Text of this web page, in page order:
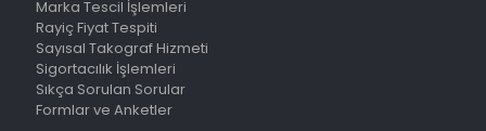
Marka Tescil İşlemleri
Rayiç Fiyat Tespiti
Sayısal Takograf Hizmeti
Sigortacılık İşlemleri
Sıkça Sorulan Sorular
Formlar ve Anketler